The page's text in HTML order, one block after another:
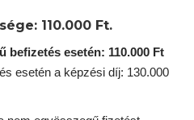
110.000 Ft.
befizetés esetén: 110.000 Ft
esetén a képzési díj: 130.000